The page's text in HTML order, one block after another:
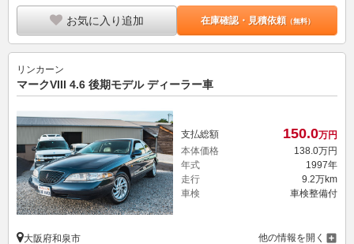
お気に入り追加 在庫確認・見積依頼（無料）
リンカーン
マークVIII 4.6 後期モデル ディーラー車
支払総額 150.0万円
本体価格
138. 0万円
年式
1997年
走行
9.2万km
車検
車検整備付
大阪府和泉市 他の情報を開く